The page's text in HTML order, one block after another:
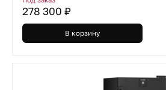
278 300 ₽
В корзину